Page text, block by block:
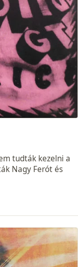
tudták kezelni a
Nagy Ferót és